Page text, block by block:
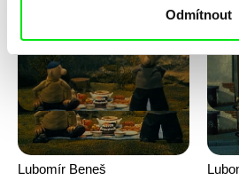
Odmítnout
Lubomír Beneš